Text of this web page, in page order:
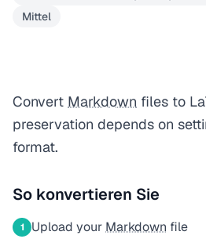
Mittel
Convert Markdown files to
preservation depends on
format.
So konvertieren Sie
1 Upload your Markdown file